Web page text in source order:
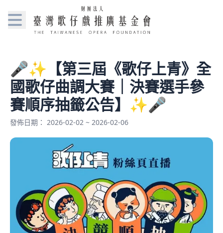
🎤✨【第三屆《歌仔上青》全
國歌仔曲調大賽｜決賽選手參
賽順序抽籤公告】✨🎤
發佈日期： 2026-02-02 ~ 2026-02-06